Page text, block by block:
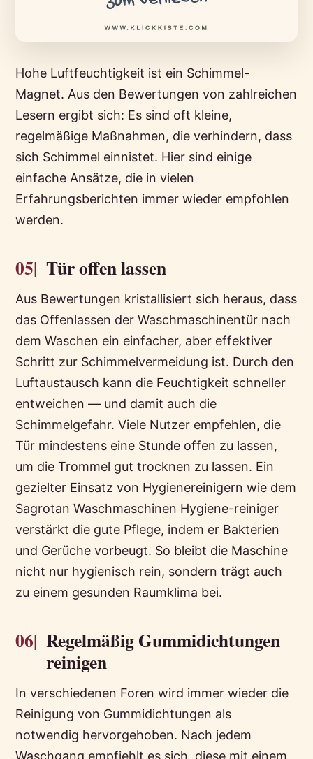
Hohe Luftfeuchtigkeit ist ein Schimmel-
Magnet. Aus den Bewertungen von zahlreichen
Lesern ergibt sich: Es sind oft kleine,
regelmäßige Maßnahmen, die verhindern, dass
sich Schimmel einnistet. Hier sind einige
einfache Ansätze, die in vielen
Erfahrungsberichten immer wieder empfohlen
werden.
05| Tür offen lassen
Aus Bewertungen kristallisiert sich heraus, dass
das Offenlassen der Waschmaschinentür nach
dem Waschen ein einfacher, aber effektiver
Schritt zur Schimmelvermeidung ist. Durch den
Luftaustausch kann die Feuchtigkeit schneller
entweichen — und damit auch die
Schimmelgefahr. Viele Nutzer empfehlen, die
Tür mindestens eine Stunde offen zu lassen,
um die Trommel gut trocknen zu lassen. Ein
gezielter Einsatz von Hygienereinigern wie dem
Sagrotan Waschmaschinen Hygiene-reiniger
verstärkt die gute Pflege, indem er Bakterien
und Gerüche vorbeugt. So bleibt die Maschine
nicht nur hygienisch rein, sondern trägt auch
zu einem gesunden Raumklima bei.
06| Regelmäßig Gummidichtungen
reinigen
In verschiedenen Foren wird immer wieder die
Reinigung von Gummidichtungen als
notwendig hervorgehoben. Nach jedem